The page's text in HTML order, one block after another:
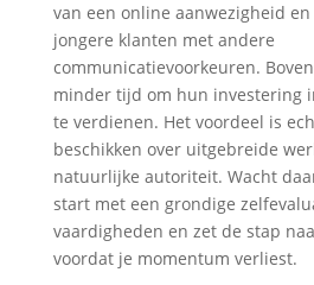
van een online aanwezigheid
jongere klanten met andere
communicatievoorkeuren.
minder tijd om hun investering
te verdienen. Het voordeel is
beschikken over uitgebreide
natuurlijke autoriteit. Wacht
start met een grondige
vaardigheden en zet de stap
voordat je momentum verliest.